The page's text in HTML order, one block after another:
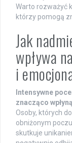
Warto rozważyć
którzy pomogą
Jak
wpływa
i
Intensywne
znacząco
Osoby, których
obniżonym
skutkuje